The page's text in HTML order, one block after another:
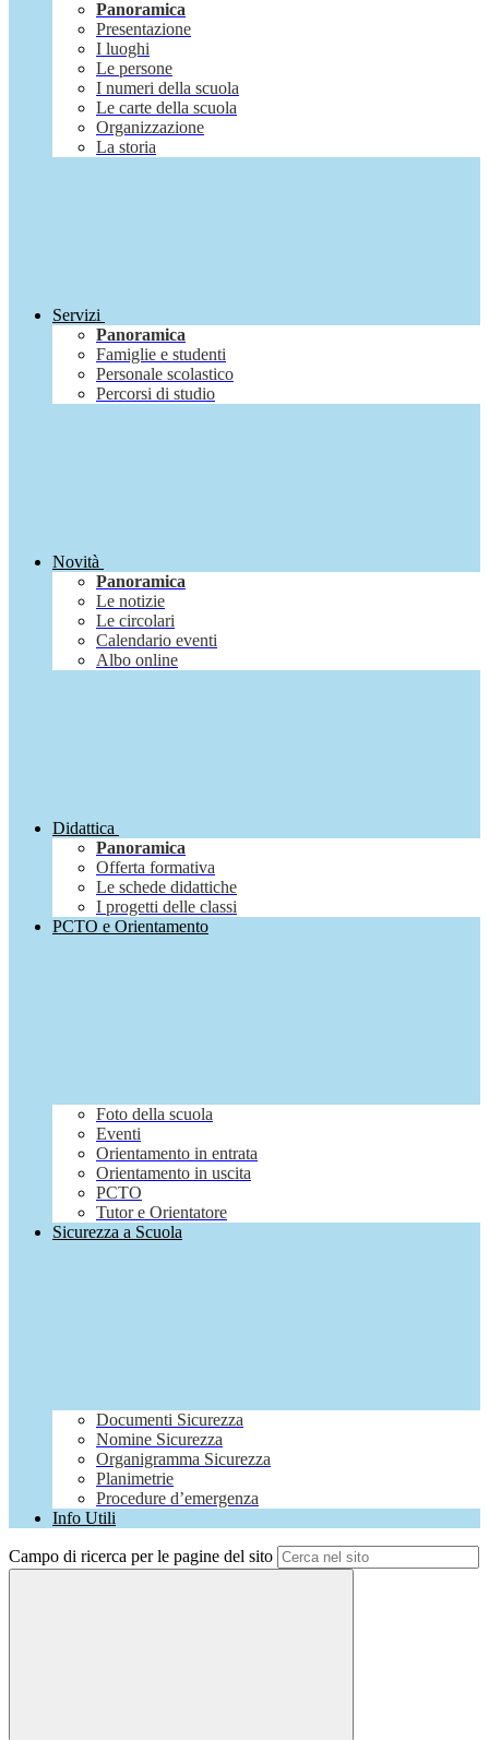
Panoramica
Presentazione
I luoghi
Le persone
I numeri della scuola
Le carte della scuola
Organizzazione
La storia
Servizi
Panoramica
Famiglie e studenti
Personale scolastico
Percorsi di studio
Novità
Panoramica
Le notizie
Le circolari
Calendario eventi
Albo online
Didattica
Panoramica
Offerta formativa
Le schede didattiche
I progetti delle classi
PCTO e Orientamento
Foto della scuola
Eventi
Orientamento in entrata
Orientamento in uscita
PCTO
Tutor e Orientatore
Sicurezza a Scuola
Documenti Sicurezza
Nomine Sicurezza
Organigramma Sicurezza
Planimetrie
Procedure d’emergenza
Info Utili
Campo di ricerca per le pagine del sito